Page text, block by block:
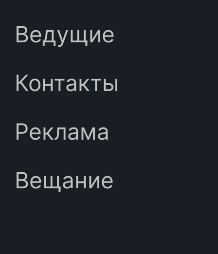
Ведущие
Контакты
Реклама
Вещание